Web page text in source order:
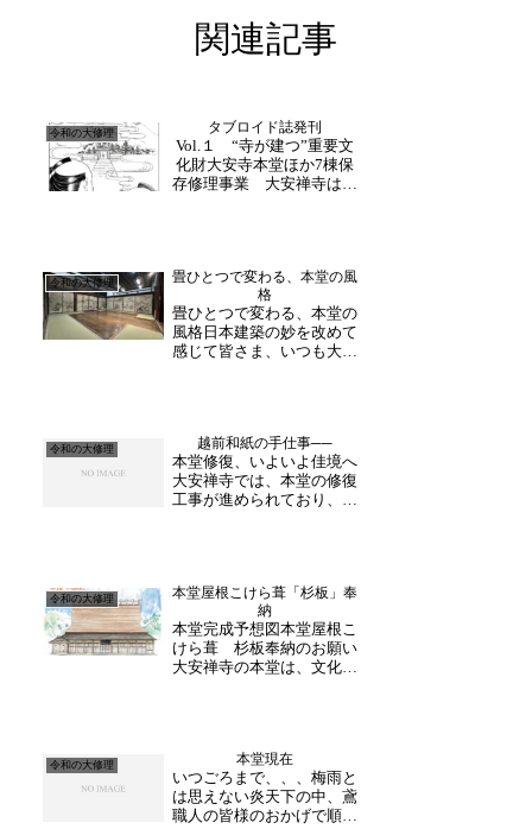
関連記事
令和の大修理 タブロイド誌発刊
Vol.１ “寺が建つ”重要文
化財大安寺本堂ほか7棟保
存修理事業 大安禅寺は福
しての門戸を開き県内外他
わず多くの方が訪れる開け
たお寺として親しま...
令和の大修理
畳ひとつで変わる、本堂の風
格
畳ひとつで変わる、本堂の
風格日本建築の妙を改めて
感じて皆さま、いつも大安
た。ただそれだけのこと、
と言えばそうかもしれませ
ん。けれども、畳が敷か
れ...
令和の大修理 越前和紙の手仕事──
本堂修復、いよいよ佳境へ
大安禅寺では、本堂の修復
工事が進められており、こ
間」の壁には、伝統工芸で
ある越前和紙が用いられて
います。この越前和紙
を、...
令和の大修理
本堂屋根こけら葺「杉板」奉
納
本堂完成予想図本堂屋根こ
けら葺 杉板奉納のお願い
大安禅寺の本堂は、文化庁
の「杉板」を奉納いただき
たく、皆様のご協力をお願
い致します。 皆様と
の...
令和の大修理 本堂現在
いつごろまで、、、梅雨と
は思えない炎天下の中、鳶
職人の皆様のおかげで順調